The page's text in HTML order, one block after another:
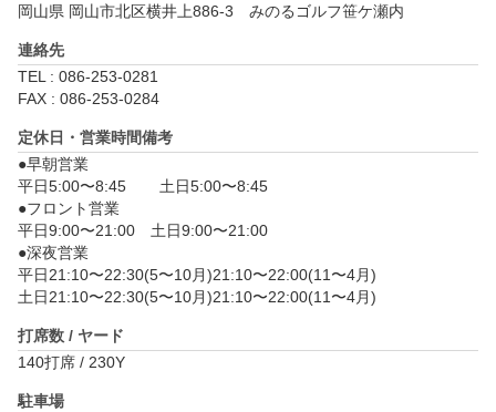
岡山県 岡山市北区横井上886-3　みのるゴルフ笹ケ瀬内
連絡先
TEL : 086-253-0281
FAX : 086-253-0284
定休日・営業時間備考
●早朝営業
平日5:00〜8:45	土日5:00〜8:45
●フロント営業
平日9:00〜21:00　土日9:00〜21:00
●深夜営業
平日21:10〜22:30(5〜10月)21:10〜22:00(11〜4月)
土日21:10〜22:30(5〜10月)21:10〜22:00(11〜4月)
打席数 / ヤード
140打席 / 230Y
駐車場